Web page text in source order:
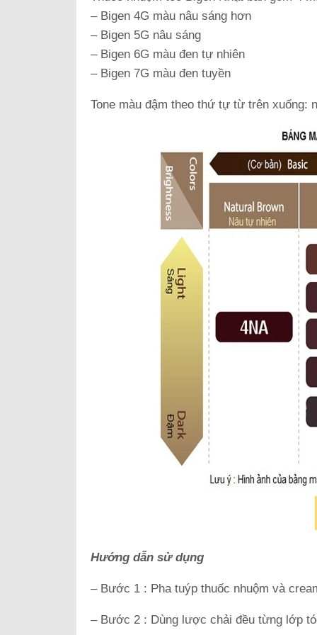
– Bigen 4G màu nâu sáng hơn
– Bigen 5G nâu sáng
– Bigen 6G màu đen tự nhiên
– Bigen 7G màu đen tuyền
Tone màu đậm theo thứ tự từ trên xuống:
Hướng dẫn sử dụng
– Bước 1 : Pha tuýp thuốc nhuộm và
– Bước 2 : Dùng lược chải đều từng lớp